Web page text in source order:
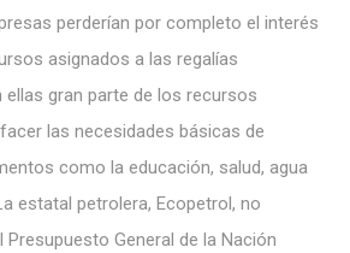
perderían por completo el interés
asignados a las regalías
ellas gran parte de los recursos
las necesidades básicas de
como la educación, salud, agua
estatal petrolera, Ecopetrol, no
Presupuesto General de la Nación